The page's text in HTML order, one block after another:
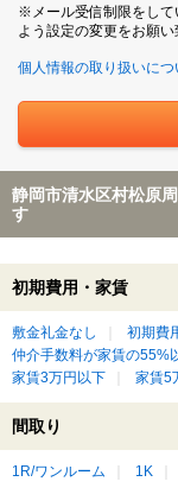
※メール受信制限をして
よう設定の変更をお願い
個人情報の取り扱いにつ
静岡市清水区村松原
す
初期費用・家賃
敷金礼金なし 初期費
仲介手数料が家賃の55%
家賃3万円以下
家賃5
間取り
1R/ワンルーム 1K